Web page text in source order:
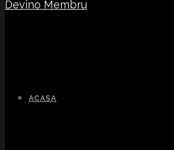
Devino Membru
ACASA